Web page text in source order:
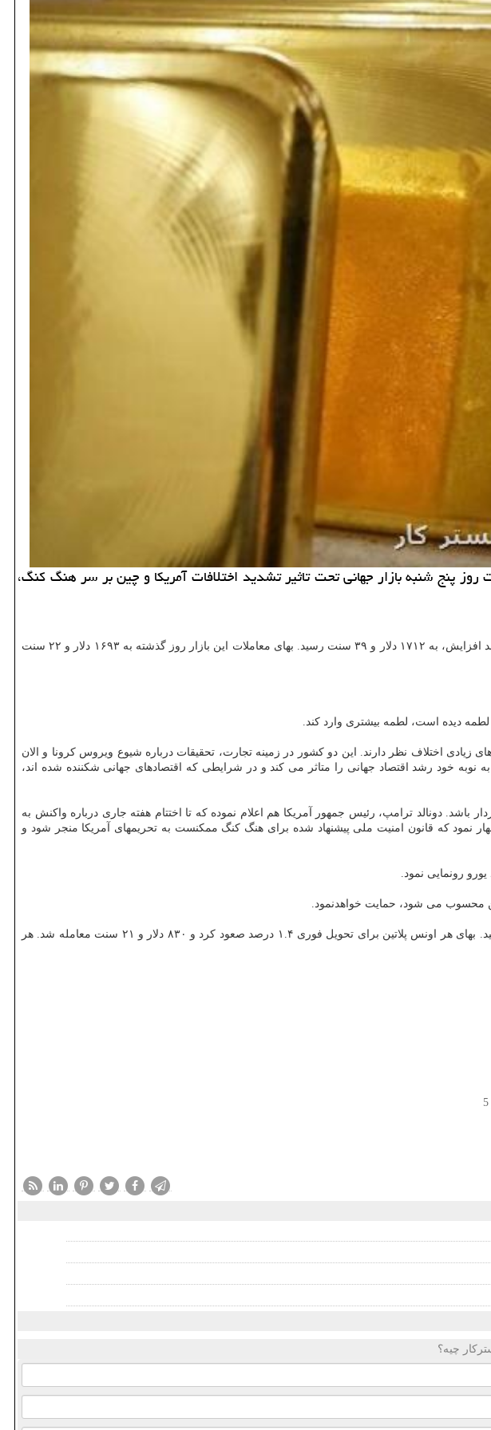
پنج شنبه بازار جهانی تحت تاثیر تشدید اختلافات آمریكا و چین بر سر هنگ كنگ،
به گزارش مستر کار به نقل از ایسنا، بهای هر اونس طلا برای تحویل فوری در معاملات روز جاری بازار سنگاپور با ۰.۲ درصد افزایش، به ۱۷۱۲ دلار و ۳۹ سنت رسید. بهای معاملات این بازار روز گذشته به ۱۶۹۳ دلار و ۲۲ سنت
دیده است، لطمه بیشتری وارد کند.
اختلاف نظر دارند. این دو کشور در زمینه تجارت، تحقیقات درباره شیوع ویروس کرونا و الان
نوبه خود رشد اقتصاد جهانی را متاثر می کند و در شرایطی که اقتصادهای جهانی شکننده شده اند،
باشد. دونالد ترامپ، رئیس جمهور آمریکا هم اعلام نموده که تا اختتام هفته جاری درباره واکنش به
نمود که قانون امنیت ملی پیشنهاد شده برای هنگ کنگ ممکنست به تحریمهای آمریکا منجر شود و
محسوب می شود، حمایت خواهدنمود.
در بازار سایر فلزات ارزشمند، هر اونس پالادیم برای تحویل فوری ۰.۴ درصد افزایش یافت و به ۱۹۴۳ دلار و ۳۴ سنت رسید. بهای هر اونس پلاتین برای تحویل فوری ۱.۴ درصد صعود کرد و ۸۳۰ دلار و ۲۱ سنت معامله شد. هر
چیه؟